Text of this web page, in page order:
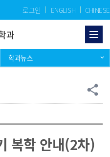
로그인 ENGLISH CHINESE
과
학과뉴스
공
share
복학 안내(2차)